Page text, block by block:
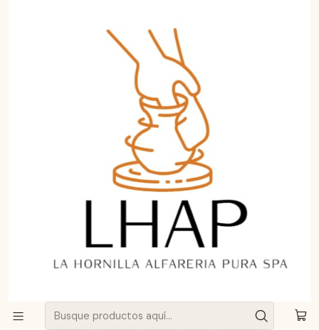
Greda de Pomaire por Mayor: El Aliado Ideal para tu
Negocio o Restaurante
PUBLICADO EL 15/6/2026
Greda de Pomaire por Mayor:
El Aliado Ideal para tu Negocio
o Restaurante
Blog